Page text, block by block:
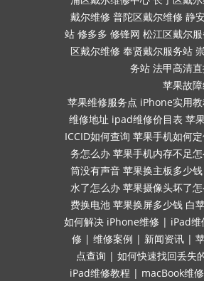
戴尔维修 普陀区戴尔维修 静
站 修多多 修锋网 松江区戴尔
区戴尔维修 奉贤戴尔服务站
务站 法甲高清
苹果故
苹果维修服务点 iPhone实用
维修地址 ipad维修价目表 苹
ICCID如何查询 苹果手机如何
务怎么办 苹果手机内存不足
筒没有声音 苹果换主板多少钱
水了怎么办 苹果摄像头坏了
费换电池 苹果换屏多少钱 白
如何解决 iPhone维修 | iPad维
修 | 维修案例 | 新闻资讯 |
点查询 | 如何快速找回丢失
iPad维修教程 | macBook维